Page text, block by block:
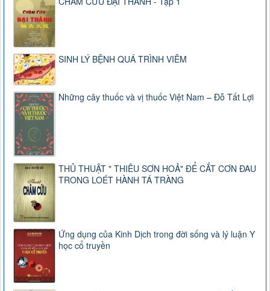
SINH LÝ BỆNH QUÁ TRÌNH VIÊM
Những cây thuốc và vị thuốc Việt Nam – Đỗ Tất Lợi
THỦ THUẬT " THIÊU SƠN HOẢ" ĐỂ CẮT CƠN ĐAU
TRONG LOÉT HÀNH TÁ TRÀNG
Ứng dụng của Kinh Dịch trong đời sống và lý luận Y
học cổ truyền